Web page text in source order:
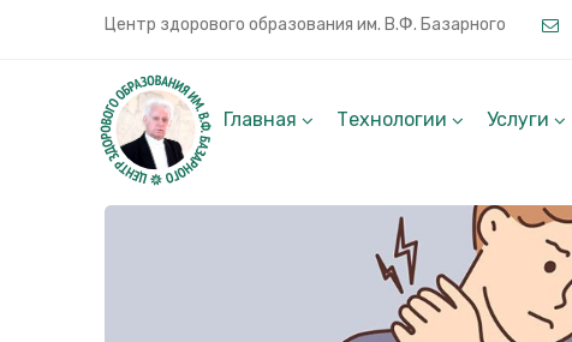
Центр здорового образования им. В.Ф. Базарного
Главная Технологии Услуги